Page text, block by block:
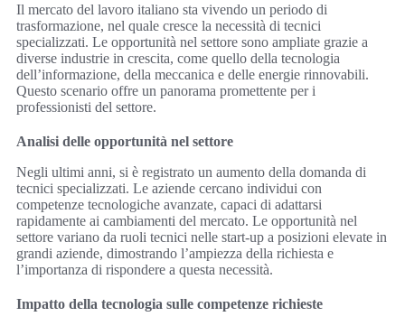
Il mercato del lavoro italiano sta vivendo un periodo di
trasformazione, nel quale cresce la necessità di tecnici
specializzati. Le opportunità nel settore sono ampliate grazie a
diverse industrie in crescita, come quello della tecnologia
dell’informazione, della meccanica e delle energie rinnovabili.
Questo scenario offre un panorama promettente per i
professionisti del settore.
Analisi delle opportunità nel settore
Negli ultimi anni, si è registrato un aumento della domanda di
tecnici specializzati. Le aziende cercano individui con
competenze tecnologiche avanzate, capaci di adattarsi
rapidamente ai cambiamenti del mercato. Le opportunità nel
settore variano da ruoli tecnici nelle start-up a posizioni elevate in
grandi aziende, dimostrando l’ampiezza della richiesta e
l’importanza di rispondere a questa necessità.
Impatto della tecnologia sulle competenze richieste